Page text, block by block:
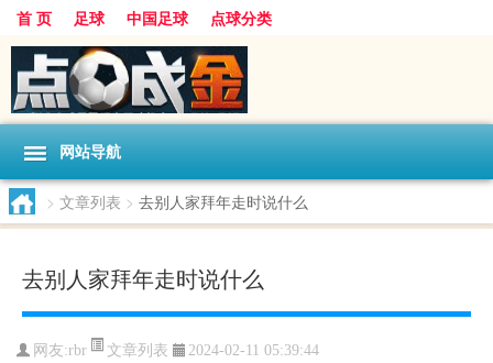
首 页 足球 中国足球 点球分类
网站导航
> 文章列表 > 去别人家拜年走时说什么
去别人家拜年走时说什么
网友:rbr 文章列表 2024-02-11 05:39:44